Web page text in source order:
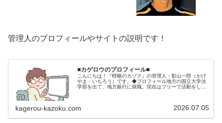
管理人のプロフィールやサイトの説明です！
■カゲロウのプロフィール■
こんにちは！『蜉蝣のカゾク』の管理人・影山一郎（かげ
やま・いちろう）です。◆プロフィール地方の国立大学法
学部を出て、地方銀行に就職。現在はフリーで活動をして
kagerou-kazoku.com 2026.07.05